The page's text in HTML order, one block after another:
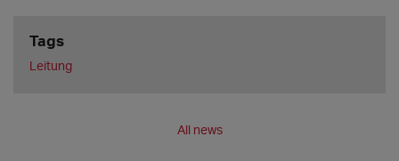
Tags
Leitung
All news